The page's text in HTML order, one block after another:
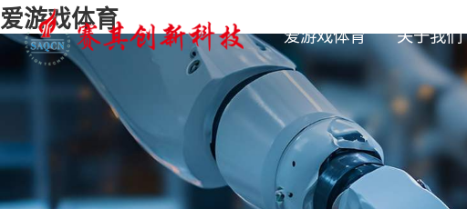
爱游戏体育
爱游戏体育 关于我们